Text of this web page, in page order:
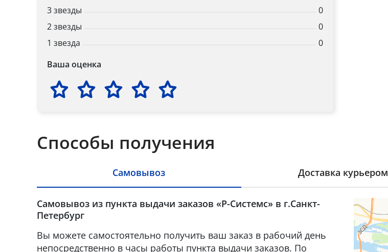
3 звезды
0
2 звезды
0
1 звезда
0
Ваша оценка
Способы получения
Самовывоз Доставка курьером
Самовывоз из пункта выдачи заказов «Р-Системс» в г.Санкт-
Петербург
Вы можете самостоятельно получить ваш заказ в рабочий день
непосредственно в часы работы пункта выдачи заказов. По